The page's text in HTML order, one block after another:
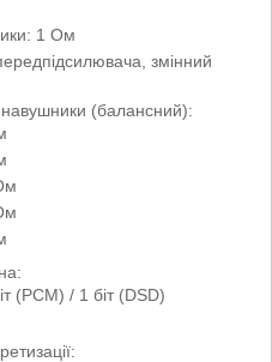
1 Ом
змінний
навушники (балансний):
(PCM) / 1 біт (DSD)